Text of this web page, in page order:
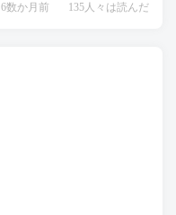
6数か月前 135人々は読んだ